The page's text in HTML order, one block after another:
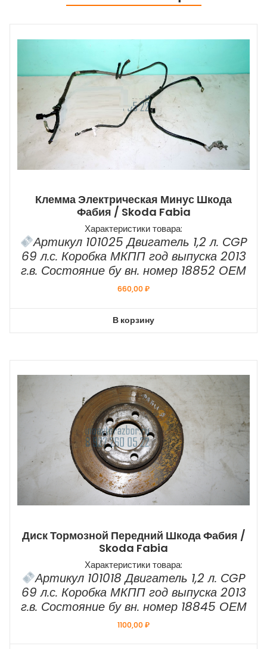
Клемма Электрическая Минус Шкода
Фабия / Skoda Fabia
Характеристики товара:
Артикул 101025 Двигатель 1,2 л. СGP
69 л.с. Коробка МКПП год выпуска 2013
г.в. Состояние бу вн. номер 18852 ОЕМ
660,00₽
В корзину
Диск Тормозной Передний Шкода Фабия /
Skoda Fabia
Характеристики товара:
Артикул 101018 Двигатель 1,2 л. СGP
69 л.с. Коробка МКПП год выпуска 2013
г.в. Состояние бу вн. номер 18845 ОЕМ
1100,00₽